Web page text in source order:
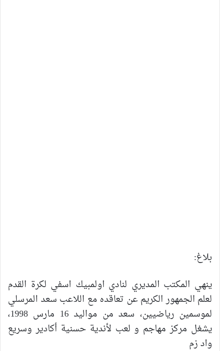
بلاغ:
ينهي المكتب المديري لنادي اولمبيك اسفي لكرة القدم
لعلم الجمهور الكريم عن تعاقده مع اللاعب سعد المرسلي
لموسمين رياضيين، سعد من مواليد 16 مارس 1998،
يشغل مركز مهاجم و لعب لأندية حسنية أكادير وسريع
واد زم